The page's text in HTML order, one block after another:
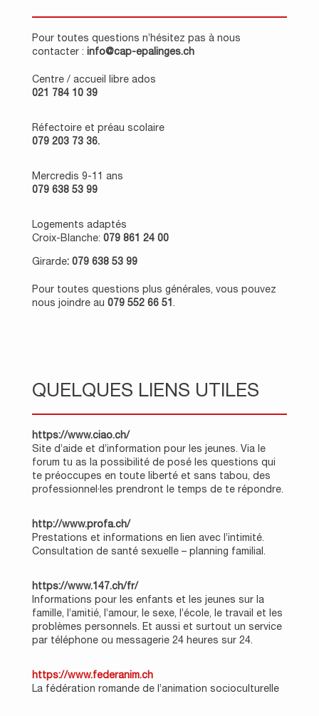
Pour toutes questions n’hésitez pas à nous
contacter : info@cap-epalinges.ch
Centre / accueil libre ados
021 784 10 39
Réfectoire et préau scolaire
079 203 73 36.
Mercredis 9-11 ans
079 638 53 99
Logements adaptés
Croix-Blanche: 079 861 24 00
Girarde: 079 638 53 99
Pour toutes questions plus générales, vous pouvez
nous joindre au 079 552 66 51.
QUELQUES LIENS UTILES
https://www.ciao.ch/
Site d’aide et d’information pour les jeunes. Via le
forum tu as la possibilité de posé les questions qui
te préoccupes en toute liberté et sans tabou, des
professionnel·les prendront le temps de te répondre.
http://www.profa.ch/
Prestations et informations en lien avec l’intimité.
Consultation de santé sexuelle – planning familial.
https://www.147.ch/fr/
Informations pour les enfants et les jeunes sur la
famille, l’amitié, l’amour, le sexe, l’école, le travail et les
problèmes personnels. Et aussi et surtout un service
par téléphone ou messagerie 24 heures sur 24.
https://www.federanim.ch
La fédération romande de l’animation socioculturelle